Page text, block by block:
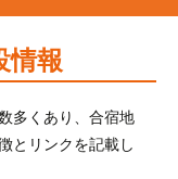
情報
多くあり、合宿地
とリンクを記載し